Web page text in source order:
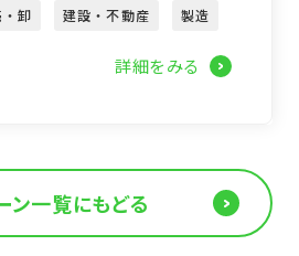
卸 建設・不動産 製造
詳細をみる
ン一覧にもどる